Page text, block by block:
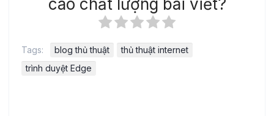
cao chất lượng bài viết?
Tags: blog thủ thuật
thủ thuật internet
trình duyệt Edge